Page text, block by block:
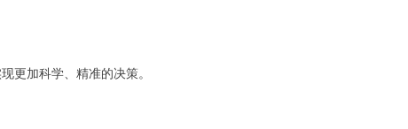
更加科学、精准的决策。